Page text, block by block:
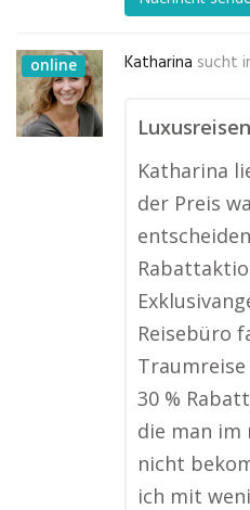
online Katharina sucht
Katharina
der Preis
Reisebüro
30 %
die man im
nicht
ich mit